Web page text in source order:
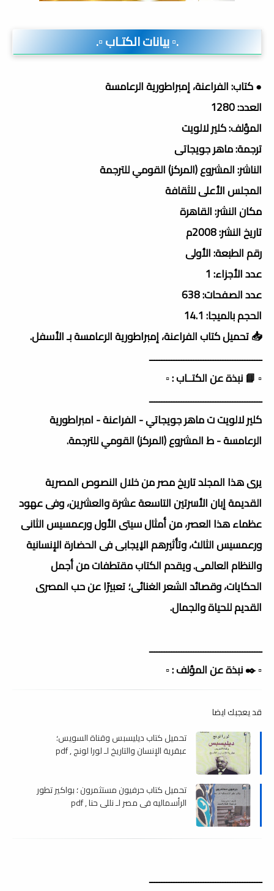
.▫️ بيانات الكتـاب ▫️.
● كتاب: الفراعنة، إمبراطورية الرعامسة
العدد: 1280
المؤلف: كلير لالويت
ترجمة: ماهر جويجاتى
الناشر: المشروع (المركز) القومي للترجمة
المجلس الأعلى للثقافة
مكان النشر: القاهرة
تاريخ النشر: 2008م
رقم الطبعة: الأولى
عدد الأجزاء: 1
عدد الصفحات: 638
الحجم بالميجا: 14.1
📥 تحميل كتاب الفراعنة، إمبراطورية الرعامسة بـ الأسفل.
ــــــــــــــــــــــــــــــــــــــــــــــ
▫️ 📘 نبذة عن الكتــاب : ▫️
ــــــــــــــــــــــــــــــــــــــــــــــ
كلير لالويت ت ماھر جويجاتي - الفراعنة - امبراطورية
الرعامسة - ط المشروع (المركز) القومي للترجمة.
يرى هذا المجلد تاريخ مصر من خلال النصوص المصرية
القديمة إبان الأسرتين التاسعة عشرة والعشرين، وفى عهود
عظماء هذا العصر، من أمثال سيتى الأول ورعمسيس الثانى
ورعمسيس الثالث، وتأثيرهم الاٍيجابى فى الحضارة الإنسانية
والنظام العالمى. ويقدم الكتاب مقتطفات من أجمل
الحكايات، وقصائد الشعر الغنائى؛ تعبيرًا عن حب المصرى
القديم للحياة والجمال.
ــــــــــــــــــــــــــــــــــــــــــــــ
▫️ ✒️ نبذة عن المؤلف : ▫️
قد يعجبك ايضا
تحميل كتاب ديليسبس وقناة السويس؛
عبقرية الإنسان والتاريخ لـ لورا لونج , pdf
تحميل كتاب حرفيون مستثمرون ؛ بواكير تطور
الرأسماليه في مصر لـ نللي حنا , pdf
ــــــــــــــــــــــــــــــــــــــــــــــ